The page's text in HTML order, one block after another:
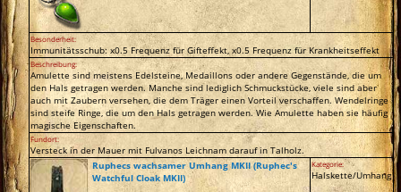
Besonderheit:
Immunitätsschub: x0.5 Frequenz für Gifteffekt, x0.5 Frequenz für Krankheitseffekt
Beschreibung:
Amulette sind meistens Edelsteine, Medaillons oder andere Gegenstände, die um
den Hals getragen werden. Manche sind lediglich Schmuckstücke, viele sind aber
auch mit Zaubern versehen, die dem Träger einen Vorteil verschaffen. Wendelringe
sind steife Ringe, die um den Hals getragen werden. Wie Amulette haben sie häufig
magische Eigenschaften.
Fundort:
Versteck in der Mauer mit Fulvanos Leichnam darauf in Talholz.
Ruphecs wachsamer Umhang MKII (Ruphec's
Watchful Cloak MKII)
Kategorie:
Halskette/Umhang